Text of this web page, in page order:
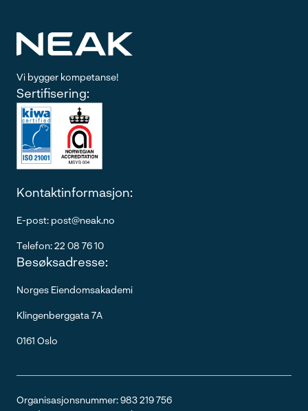
Vi bygger kompetanse!
Sertifisering:
Kontaktinformasjon:
E-post: post@neak.no
Telefon: 22 08 76 10
Besøksadresse:
Norges Eiendomsakademi
Klingenberggata 7A
0161 Oslo
Organisasjonsnummer: 983 219 756